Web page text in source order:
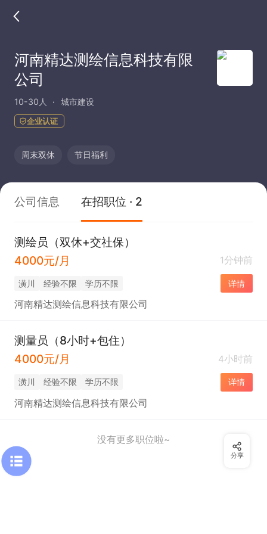
河南精达测绘信息科技有限
公司
10-30人 城市建设
企业认证
周末双休 节日福利
公司信息 在招职位 · 2
测绘员（双休+交社保）
4000元/月
1分钟前
潢川 经验不限 学历不限 详情
河南精达测绘信息科技有限公司
测量员（8小时+包住）
4000元/月
4小时前
潢川 经验不限 学历不限 详情
河南精达测绘信息科技有限公司
没有更多职位啦~
分享